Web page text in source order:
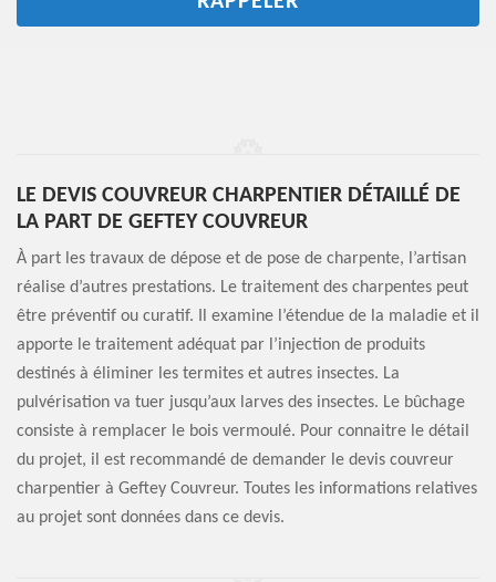
LE DEVIS COUVREUR CHARPENTIER DÉTAILLÉ DE
LA PART DE GEFTEY COUVREUR
À part les travaux de dépose et de pose de charpente, l’artisan
réalise d’autres prestations. Le traitement des charpentes peut
être préventif ou curatif. Il examine l’étendue de la maladie et il
apporte le traitement adéquat par l’injection de produits
destinés à éliminer les termites et autres insectes. La
pulvérisation va tuer jusqu’aux larves des insectes. Le bûchage
consiste à remplacer le bois vermoulé. Pour connaitre le détail
du projet, il est recommandé de demander le devis couvreur
charpentier à Geftey Couvreur. Toutes les informations relatives
au projet sont données dans ce devis.